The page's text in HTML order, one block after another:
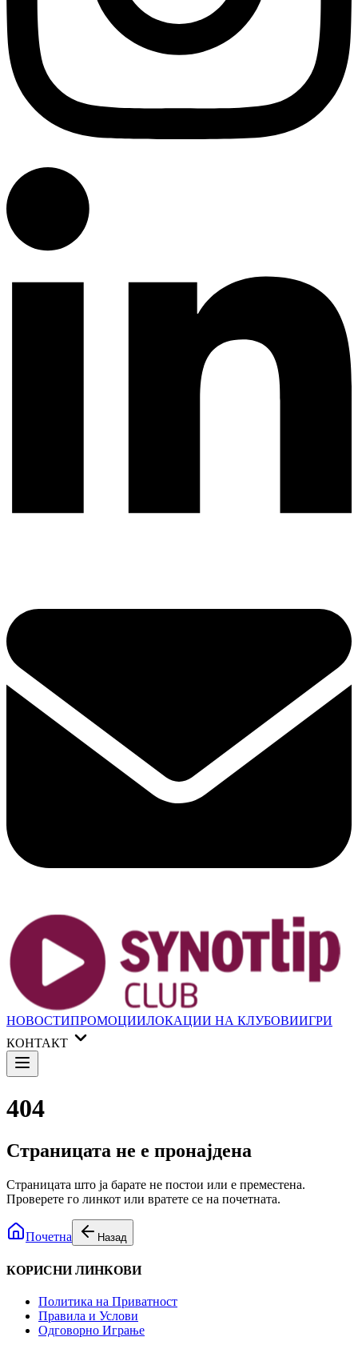
НОВОСТИПРОМОЦИИЛОКАЦИИ НА КЛУБОВИИГРИ
КОНТАКТ
404
Страницата не е пронајдена
Страницата што ја барате не постои или е преместена.
Проверете го линкот или вратете се на почетната.
Почетна Назад
КОРИСНИ ЛИНКОВИ
Политика на Приватност
Правила и Услови
Одговорно Играње